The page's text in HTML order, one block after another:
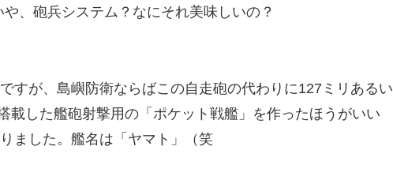
、砲兵システム？なにそれ美味しいの？
すが、島嶼防衛ならばこの自走砲の代わりに127ミリあるい
載した艦砲射撃用の「ポケット戦艦」を作ったほうがいい
ました。艦名は「ヤマト」（笑